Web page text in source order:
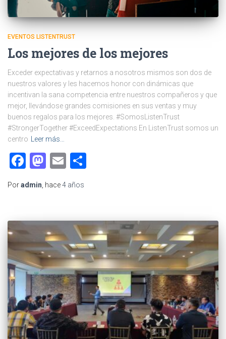
EVENTOS LISTENTRUST
Los mejores de los mejores
Exceder expectativas y retarnos a nosotros mismos son dos de
nuestros valores y les hacemos honor con dinámicas que
incentivan la sana competencia entre nuestros compañeros y que
mejor, llevándose grandes comisiones en sus ventas y muy
buenos regalos para los mejores. #SomosListenTrust
#StrongerTogether #ExceedExpectations En ListenTrust somos un
centro
Leer más…
Facebook
Mastodon
Email
Poradmin , hace4 años